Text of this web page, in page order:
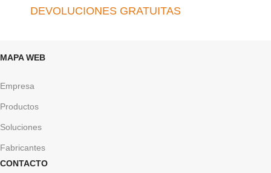
DEVOLUCIONES GRATUITAS
MAPA WEB
Empresa
Productos
Soluciones
Fabricantes
CONTACTO